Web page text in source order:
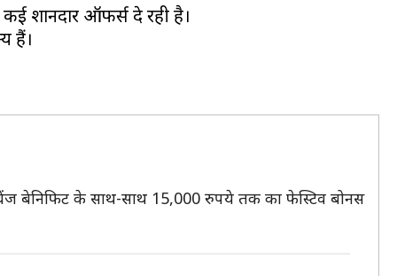
कई शानदार ऑफर्स दे रही है।
हैं।
बेनिफिट के साथ-साथ 15,000 रुपये तक का फेस्टिव बोनस